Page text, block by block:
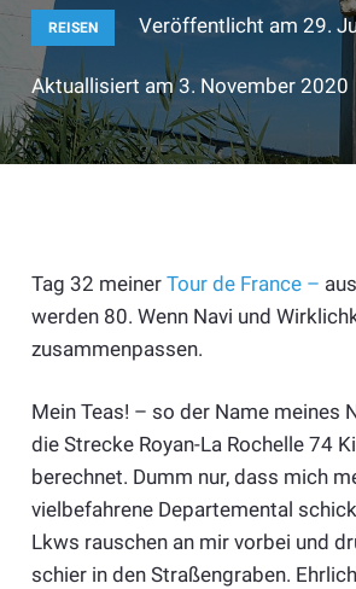
REISEN Veröffentlicht am29.
Aktuallisiert am3. November 2020
Tag 32 meiner Tour de France –
werden 80. Wenn Navi und
zusammenpassen.
Mein Teas! – so der Name meines
die Strecke Royan-La Rochelle 74
berechnet. Dumm nur, dass mich
vielbefahrene Departemental
Lkws rauschen an mir vorbei und
schier in den Straßengraben.